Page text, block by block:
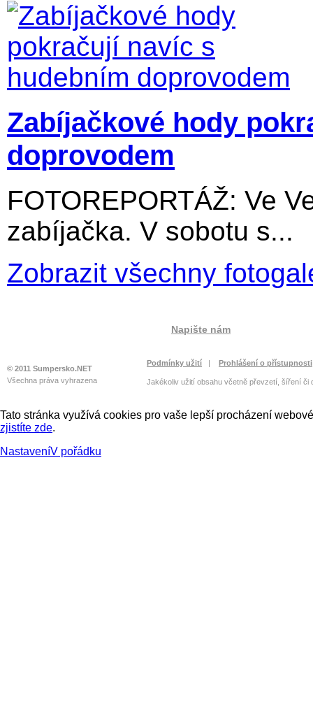
Zabíjačkové hody
doprovodem
FOTOREPORTÁŽ: Ve
zabíjačka. V sobotu s...
Zobrazit všechny
© 2011 Sumpersko.NET
Všechna práva vyhrazena
Napište nám
Podmínky užití | Prohlášení o přístupnosti
Jakékoliv užití obsahu včetně převzetí, šíření či
Tato stránka využívá cookies pro vaše lepší procházení
zjistíte zde.
NastaveníV pořádku